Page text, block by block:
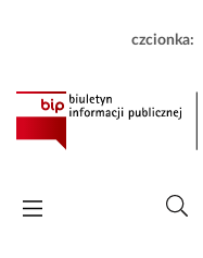
czcionka: